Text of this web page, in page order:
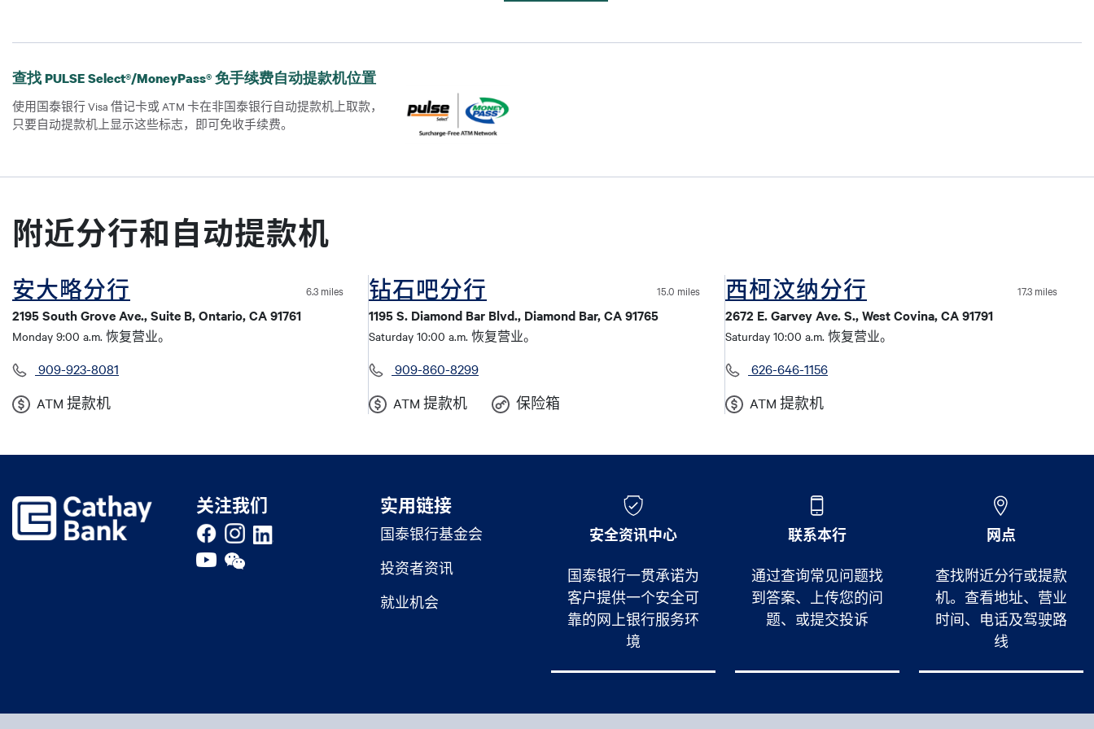
查找 PULSE Select®/MoneyPass® 免手续费自动提款机位置
使用国泰银行 Visa 借记卡或 ATM 卡在非国泰银行自动提款机上取款，
只要自动提款机上显示这些标志，即可免收手续费。
附近分行和自动提款机
Coordinates
纬度
经度
安大略分行 6.3 miles
2195 South Grove Ave., Suite B, Ontario, CA 91761
Monday 9:00 a.m. 恢复营业。
909-923-8081
ATM 提款机
钻石吧分行 15.0 miles
1195 S. Diamond Bar Blvd., Diamond Bar, CA 91765
Saturday 10:00 a.m. 恢复营业。
909-860-8299
ATM 提款机
保险箱
西柯汶纳分行 17.3 miles
2672 E. Garvey Ave. S., West Covina, CA 91791
Saturday 10:00 a.m. 恢复营业。
626-646-1156
ATM 提款机
关注我们 实用链接
实用链接
国泰银行基金会
投资者资讯
就业机会
安全资讯中心
国泰银行一贯承诺为
客户提供一个安全可
靠的网上银行服务环
境
联系本行
通过查询常见问题找
到答案、上传您的问
题、或提交投诉
网点
查找附近分行或提款
机。查看地址、营业
时间、电话及驾驶路
线